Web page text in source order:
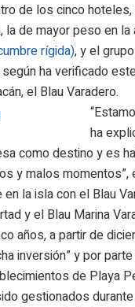
de los cinco
la de mayor peso en
rígida), y el
ha verificado
el Blau Varadero.
ha
como destino y es
y malos momentos”,
la isla con el Blau
y el Blau Marina
años, a partir de
inversión” y por
de Playa
gestionados